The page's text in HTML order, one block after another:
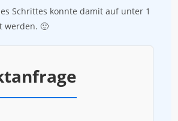
Schrittes konnte damit auf unter 1
werden. 🙂